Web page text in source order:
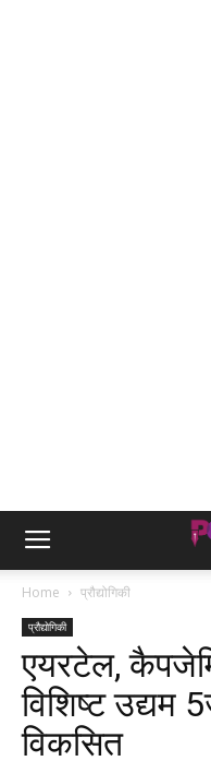
Home प्रौद्योगिकी
प्रौद्योगिकी
एयरटेल,
विशिष्ट उद्यम
विकसित